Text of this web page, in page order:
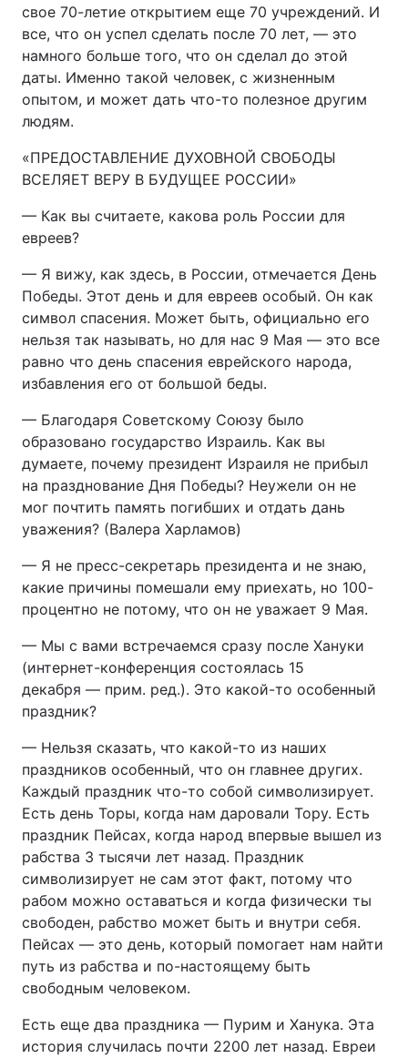
свое 70-летие открытием еще 70 учреждений. И
все, что он успел сделать после 70 лет, — это
намного больше того, что он сделал до этой
даты. Именно такой человек, с жизненным
опытом, и может дать что-то полезное другим
людям.
«ПРЕДОСТАВЛЕНИЕ ДУХОВНОЙ СВОБОДЫ
ВСЕЛЯЕТ ВЕРУ В БУДУЩЕЕ РОССИИ»
— Как вы считаете, какова роль России для
евреев?
— Я вижу, как здесь, в России, отмечается День
Победы. Этот день и для евреев особый. Он как
символ спасения. Может быть, официально его
нельзя так называть, но для нас 9 Мая — это все
равно что день спасения еврейского народа,
избавления его от большой беды.
— Благодаря Советскому Союзу было
образовано государство Израиль. Как вы
думаете, почему президент Израиля не прибыл
на празднование Дня Победы? Неужели он не
мог почтить память погибших и отдать дань
уважения? (Валера Харламов)
— Я не пресс-секретарь президента и не знаю,
какие причины помешали ему приехать, но 100-
процентно не потому, что он не уважает 9 Мая.
— Мы с вами встречаемся сразу после Хануки
(интернет-конференция состоялась 15
декабря — прим. ред.). Это какой-то особенный
праздник?
— Нельзя сказать, что какой-то из наших
праздников особенный, что он главнее других.
Каждый праздник что-то собой символизирует.
Есть день Торы, когда нам даровали Тору. Есть
праздник Пейсах, когда народ впервые вышел из
рабства 3 тысячи лет назад. Праздник
символизирует не сам этот факт, потому что
рабом можно оставаться и когда физически ты
свободен, рабство может быть и внутри себя.
Пейсах — это день, который помогает нам найти
путь из рабства и по-настоящему быть
свободным человеком.
Есть еще два праздника — Пурим и Ханука. Эта
история случилась почти 2200 лет назад. Евреи